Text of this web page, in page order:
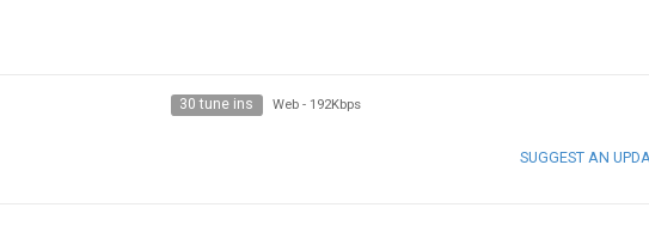
30 tune ins Web - 192Kbps
SUGGEST AN